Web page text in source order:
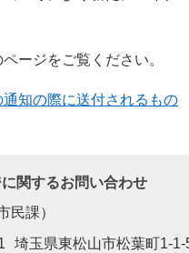
ージをご覧ください。
知の際に送付されるもの
関するお問い合わせ
民課
埼玉県東松山市松葉町1-1-